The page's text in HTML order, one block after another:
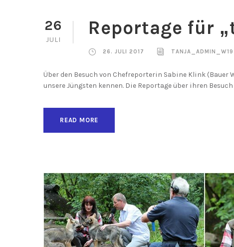
26
JULI
Reportage für
26. JULI 2017 TANJA_ADMIN_W19
Über den Besuch von Chefreporterin Sabine Klink
unsere Jüngsten kennen. Die Reportage über ihren
READ MORE